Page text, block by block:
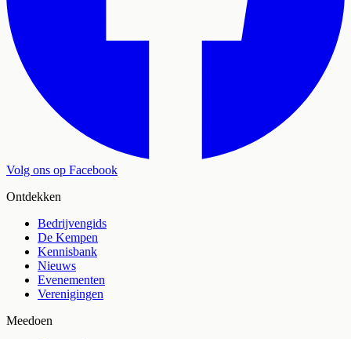
Volg ons op Facebook
Ontdekken
Bedrijvengids
De Kempen
Kennisbank
Nieuws
Evenementen
Verenigingen
Meedoen